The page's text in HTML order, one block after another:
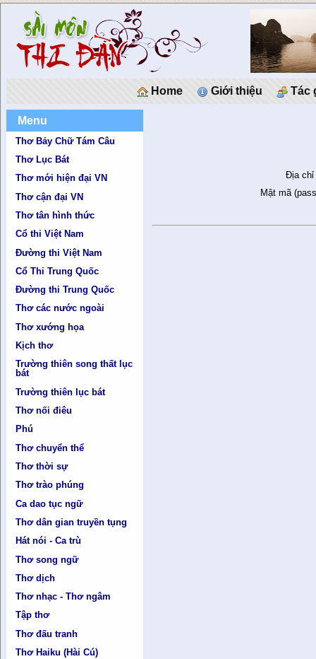
Home Giới thiệu Tác
Menu
Thơ Bảy Chữ Tám Câu
Thơ Lục Bát
Thơ mới hiện đại VN
Thơ cận đại VN
Thơ tân hình thức
Cổ thi Việt Nam
Đường thi Việt Nam
Cổ Thi Trung Quốc
Đường thi Trung Quốc
Thơ các nước ngoài
Thơ xướng họa
Kịch thơ
Trường thiên song thất lục
bát
Trường thiên lục bát
Thơ nối điêu
Phú
Thơ chuyển thể
Thơ thời sự
Thơ trào phúng
Ca dao tục ngữ
Thơ dân gian truyền tụng
Hát nói - Ca trù
Thơ song ngữ
Thơ dịch
Thơ nhạc - Thơ ngâm
Tập thơ
Thơ đấu tranh
Thơ Haiku (Hài Cú)
Địa chỉ
Mật mã